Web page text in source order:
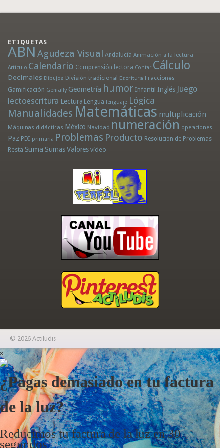
ETIQUETAS
ABN Agudeza Visual Andalucía Animación a la lectura
Artículo Calendario Comprensión lectora Contar Cálculo
Decimales Dibujos División tradicional Escritura Fracciones
Gamificación Genially Geometría humor Infantil Inglés Juego
lectoescritura Lectura Lengua lenguaje Lógica
Manualidades Matemáticas multiplicación
Máquinas didácticas México Navidad numeración operaciones
Paz PDI primaria Problemas Producto Resolución de Problemas
Resta Suma Sumas Valores vídeo
© 2026 Actiludis
×
¿Pagas demasiado en tu factura
de la luz?
Reducimos tu factura de la luz en 30
segundos